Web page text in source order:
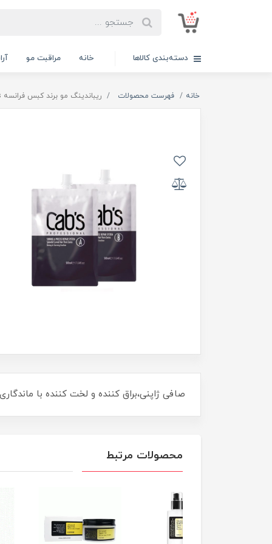
دسته‌بندی کالاها خانه مراقبت مو
خانه فهرست محصولات ریباندینگ مو برند کبس فرانسه Cabs حجم ۱۰۰۰ میلی لیتر
صافی ژاپنی،براق کننده و لخت کننده با
محصولات مرتبط